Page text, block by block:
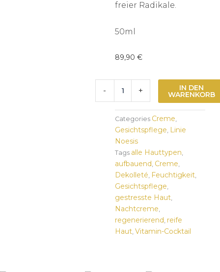
freier Radikale.
50ml
89,90 €
-
Vitamin
Restoring
Cream
Menge
+ IN DEN
WARENKORB
Categories Creme,
Gesichtspflege, Linie
Noesis
Tags alle Hauttypen,
aufbauend, Creme,
Dekolleté, Feuchtigkeit,
Gesichtspflege,
gestresste Haut,
Nachtcreme,
regenerierend, reife
Haut, Vitamin-Cocktail